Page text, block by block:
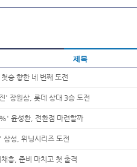
제목
승 향한 네 번째 도전
' 장원삼, 롯데 상대 3승 도전
윤성환, 전환점 마련할까
성, 위닝시리즈 도전
흥, 준비 마치고 첫 출격